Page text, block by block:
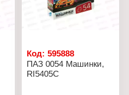
от 3 лет
Код:595888
ПАЗ 0054 Машинки,
RI5405C